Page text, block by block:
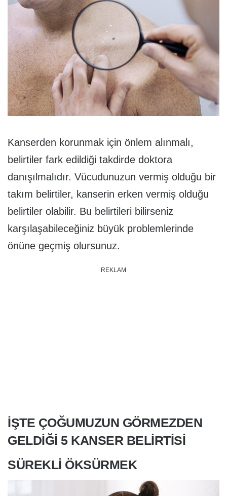
Kanserden korunmak için önlem alınmalı,
belirtiler fark edildiği takdirde doktora
danışılmalıdır. Vücudunuzun vermiş olduğu bir
takım belirtiler, kanserin erken vermiş olduğu
belirtiler olabilir. Bu belirtileri bilirseniz
karşılaşabileceğiniz büyük problemlerinde
önüne geçmiş olursunuz.
REKLAM
İŞTE ÇOĞUMUZUN GÖRMEZDEN
GELDIĞI 5 KANSER BELIRTISI
SÜREKLI ÖKSÜRMEK